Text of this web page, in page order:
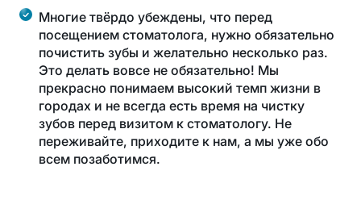
Многие твёрдо убеждены, что перед
посещением стоматолога, нужно обязательно
почистить зубы и желательно несколько раз.
Это делать вовсе не обязательно! Мы
прекрасно понимаем высокий темп жизни в
городах и не всегда есть время на чистку
зубов перед визитом к стоматологу. Не
переживайте, приходите к нам, а мы уже обо
всем позаботимся.